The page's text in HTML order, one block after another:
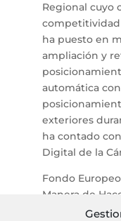
Regional cuyo
competitividad
ha puesto en
ampliación y
automática
exteriores
ha contado
Digital de la
Fondo
Manera de